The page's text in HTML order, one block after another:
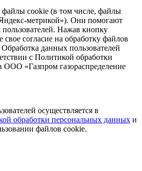
файлы cookie (в том числе, файлы
метрикой»). Они помогают
пользователей. Нажав кнопку
согласие на обработку файлов
данных пользователей
с Политикой обработки
ООО «Газпром газораспределение
осуществляется в
обработки персональных данных и
файлов cookie.